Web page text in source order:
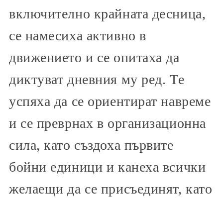
включително крайната десница,
се намесиха активно в
движението и се опитаха да
диктуват дневния му ред. Те
успяха да се ориентират навреме
и се преврнах в организационна
сила, като създоха първите
бойни единици и канеха всички
желаещи да се присъединят, като